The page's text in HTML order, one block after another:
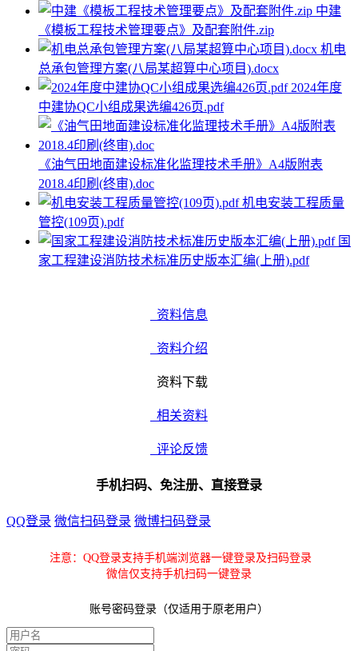
中建
《模板工程技术管理要点》及配套附件.zip
机电
总承包管理方案(八局某超算中心项目).docx
2024年度
中建协QC小组成果选编426页.pdf
《油气田地面建设标准化监理技术手册》A4版附表
2018.4印刷(终审).doc
机电安装工程质量
管控(109页).pdf
国
家工程建设消防技术标准历史版本汇编(上册).pdf
资料信息
资料介绍
资料下载
相关资料
评论反馈
手机扫码、免注册、直接登录
QQ登录 微信扫码登录 微博扫码登录
注意：QQ登录支持手机端浏览器一键登录及扫码登录
微信仅支持手机扫码一键登录
账号密码登录（仅适用于原老用户）